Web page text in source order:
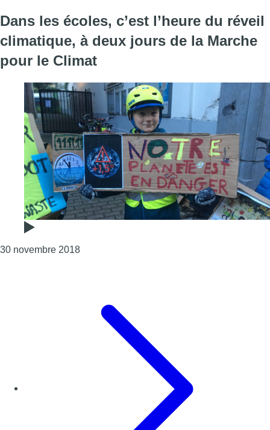
Dans les écoles, c’est l’heure du réveil
climatique, à deux jours de la Marche
pour le Climat
30 novembre 2018Consulter l'article "Dans les écoles, c’est